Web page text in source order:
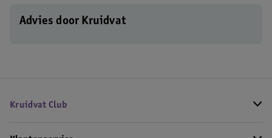
Advies door Kruidvat
Kruidvat Club